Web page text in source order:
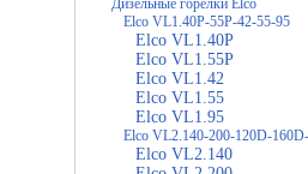
Дизельные горелки Elco
Elco VL1.40P-55P-42-55-95
Elco VL1.40P
Elco VL1.55P
Elco VL1.42
Elco VL1.55
Elco VL1.95
Elco VL2.140-200-120D-
Elco VL2.140